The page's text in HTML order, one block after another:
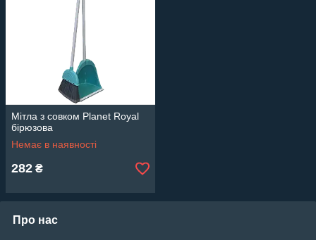
Мітла з совком Planet Royal
бірюзова
Немає в наявності
282 ₴
Про нас